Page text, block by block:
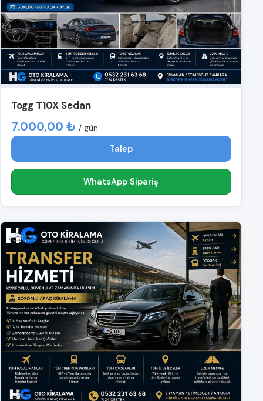
Togg T10X Sedan
7.000,00 ₺ / gün
Talep
WhatsApp Sipariş